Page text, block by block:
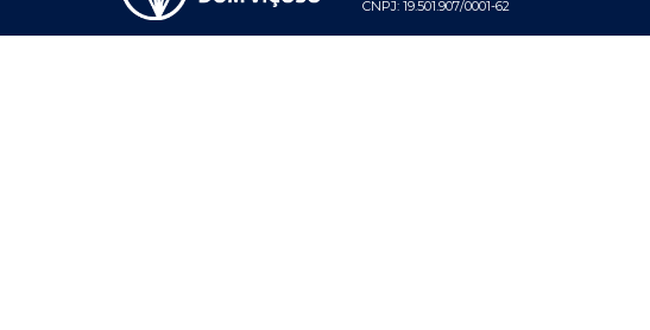
CNPJ: 19.501.907/0001-62